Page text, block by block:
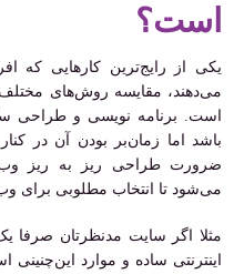
است؟
یکی از رایج‌ترین کارهایی که
می‌دهند، مقایسه روش‌های
است. برنامه نویسی و طراحی
باشد اما زمان‌بر بودن آن در
ضرورت طراحی ریز به ریز
می‌شود تا انتخاب مطلوبی برای
مثلا اگر سایت مدنظرتان
اینترنتی ساده و موارد